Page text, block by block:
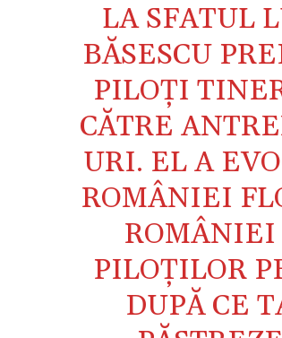
LA SFATUL
BĂSESCU
PILOȚI
CĂTRE
URI. EL A
ROMÂNIEI
PILOȚILOR
DUPĂ CE